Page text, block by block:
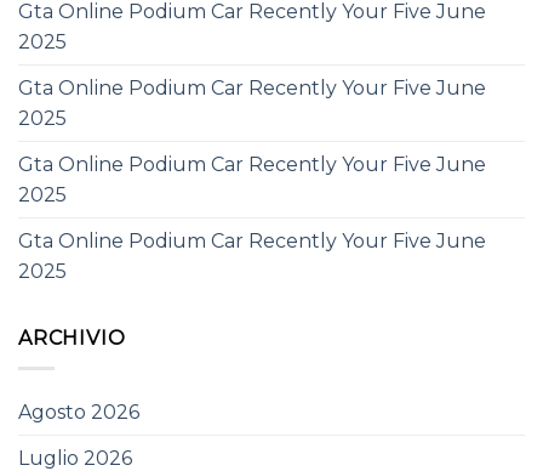
Gta Online Podium Car Recently Your Five June
2025
Gta Online Podium Car Recently Your Five June
2025
Gta Online Podium Car Recently Your Five June
2025
Gta Online Podium Car Recently Your Five June
2025
ARCHIVIO
Agosto 2026
Luglio 2026